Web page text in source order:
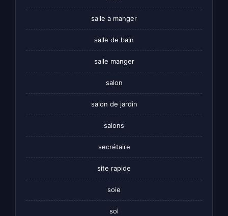
salle a manger
salle de bain
salle manger
salon
salon de jardin
salons
secrétaire
site rapide
soie
sol